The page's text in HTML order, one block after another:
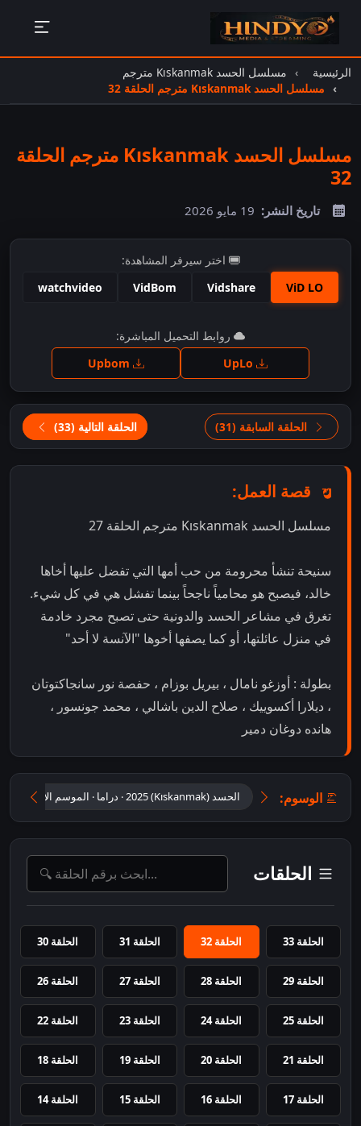
الرئيسية
مسلسل الحسد Kıskanmak‬ مترجم
مسلسل الحسد Kıskanmak‬ مترجم الحلقة 32
مسلسل الحسد Kıskanmak‬ مترجم الحلقة
32
تاريخ النشر: 19 مايو 2026
اختر سيرفر المشاهدة:
ViD LO
Vidshare
VidBom
watchvideo
اضغط للمشاهدة
روابط التحميل المباشرة:
الحلقة السابقة (31) الحلقة التالية (33)
قصة العمل:
مسلسل الحسد Kıskanmak‬ مترجم الحلقة 27
سنيحة تنشأ محرومة من حب أمها التي تفضل عليها أخاها
خالد، فيصبح هو محامياً ناجحاً بينما تفشل هي في كل شيء.
تغرق في مشاعر الحسد والدونية حتى تصبح مجرد خادمة
في منزل عائلتها، أو كما يصفها أخوها "الآنسة لا أحد"
بطولة : أوزغو نامال ، بيريل بوزام ، حفصة نور سانجاكتوتان
، ديلارا أكسوييك ، صلاح الدين باشالي ، محمد جونسور ،
هانده دوغان دمير
الوسوم: الحسد (Kıskanmak) 2025 ‧ دراما ‧ الموسم الأول (1)
الحلقات
الحلقة 33 الحلقة 32 الحلقة 31 الحلقة 30
الحلقة 29 الحلقة 28 الحلقة 27 الحلقة 26
الحلقة 25 الحلقة 24 الحلقة 23 الحلقة 22
الحلقة 21 الحلقة 20 الحلقة 19 الحلقة 18
الحلقة 17 الحلقة 16 الحلقة 15 الحلقة 14